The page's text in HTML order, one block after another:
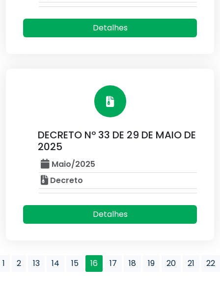
Detalhes
DECRETO Nº 33 DE 29 DE MAIO DE
2025
Maio/2025
Decreto
Detalhes
1 2 13 14 15 16 17 18 19 20 21 22